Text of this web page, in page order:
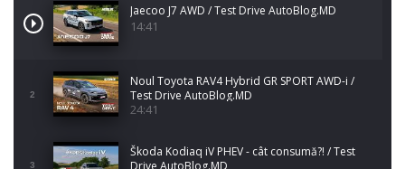
Jaecoo J7 AWD / Test Drive AutoBlog.MD
14:41
2
Noul Toyota RAV4 Hybrid GR SPORT AWD-i /
Test Drive AutoBlog.MD
24:41
3
Škoda Kodiaq iV PHEV - cât consumă?! / Test
Drive AutoBlog.MD